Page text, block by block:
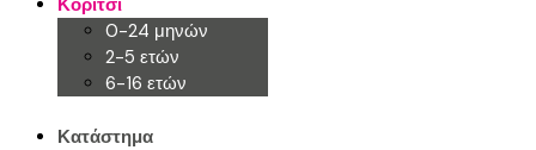
0-24 μηνών
2-5 ετών
6-16 ετών
Κατάστημα